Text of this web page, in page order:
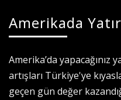
Amerikada
Amerika’da yapacağınız
artışları Türkiye'ye
geçen gün değer